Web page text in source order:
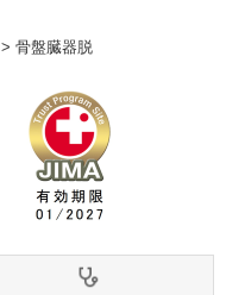
> 骨盤臓器脱